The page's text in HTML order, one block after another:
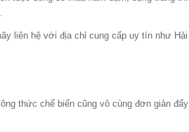
liên hệ với địa chỉ cung cấp uy tín như Hải
thức chế biến cũng vô cùng đơn giản đấy